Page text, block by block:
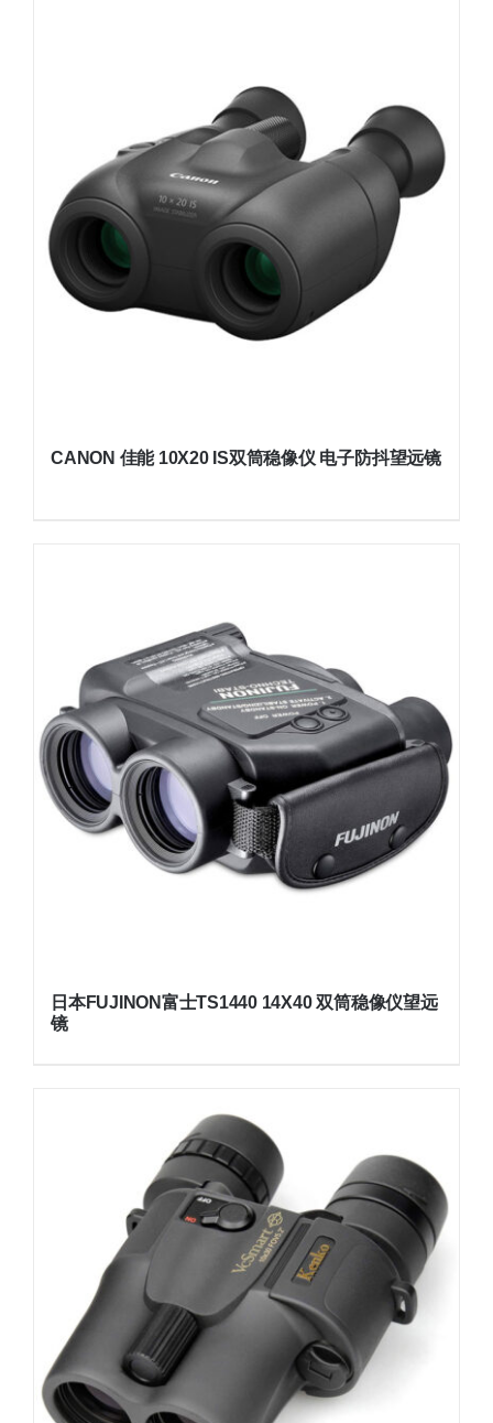
CANON 佳能 10X20 IS双筒稳像仪 电子防抖望远镜
日本FUJINON富士TS1440 14X40 双筒稳像仪望远
镜